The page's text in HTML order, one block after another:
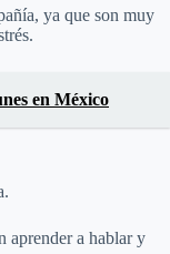
ya que son muy
en México
aprender a hablar y